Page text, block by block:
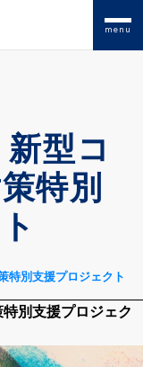
menu
型コ
特別
特別支援プロジェクト
別支援プロジェク